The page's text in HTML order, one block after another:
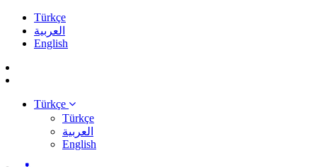
Türkçe
العربية
English
Türkçe
Türkçe
العربية
English